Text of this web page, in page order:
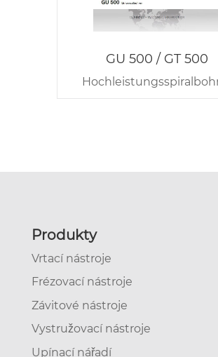
GU 500 / GT 500
Produkty
Vrtací nástroje
Frézovací nástroje
Závitové nástroje
Vystružovací nástroje
Upínací nářadí